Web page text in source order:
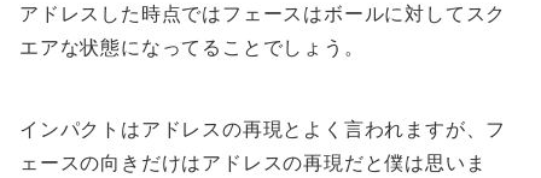
アドレスした時点ではフェースはボールに対してスク
エアな状態になってることでしょう。
インパクトはアドレスの再現とよく言われますが、フ
ェースの向きだけはアドレスの再現だと僕は思いま